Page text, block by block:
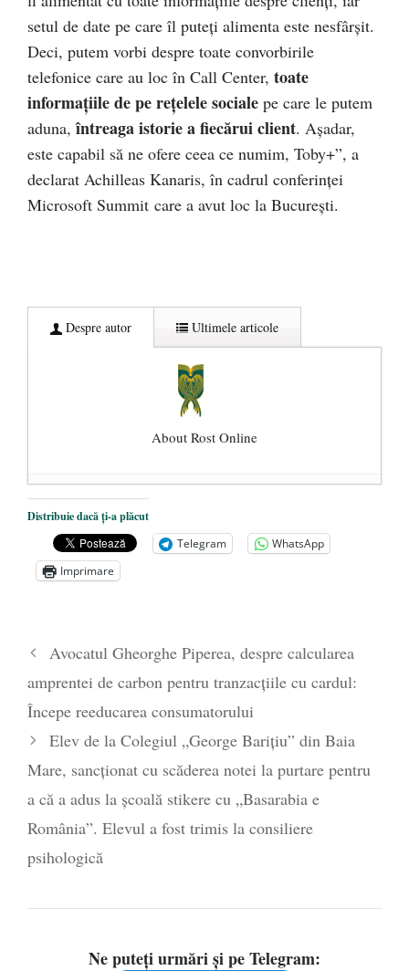
setul de date pe care îl puteți alimenta este nesfârșit.
Deci, putem vorbi despre toate convorbirile
telefonice care au loc în Call Center, toate
informațiile de pe rețelele sociale pe care le putem
aduna,întreaga istorie a fiecărui client. Așadar,
este capabil să ne ofere ceea ce numim, Toby+”, a
declarat Achilleas Kanaris, în cadrul conferinței
Microsoft Summit care a avut loc la București.
Despre autor Ultimele articole
About Rost Online
Dezvăluiri cutremurătoare despre
președintele Ucrainei, Volodymyr
Zelensky
- 13 mai 2026
Statul care servește Națiunea
poetului Octavian Goga, înlăturat din Iași
- 16 aprilie 2026
Distribuie dacă ți-a plăcut
Telegram
WhatsApp
Imprimare
Avocatul Gheorghe Piperea, despre calcularea
amprentei de carbon pentru tranzacțiile cu cardul:
Începe reeducarea consumatorului
Elev de la Colegiul „George Barițiu” din Baia
Mare, sancționat cu scăderea notei la purtare pentru
a că a adus la școală stikere cu „Basarabia e
România”. Elevul a fost trimis la consiliere
psihologică
Ne puteți urmări și pe Telegram: